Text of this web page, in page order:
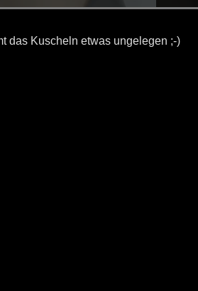
das Kuscheln etwas ungelegen ;-)